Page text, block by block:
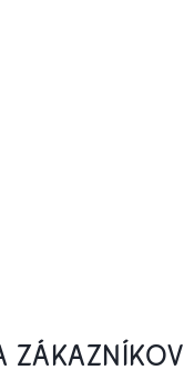
ZÁKAZNÍKOV